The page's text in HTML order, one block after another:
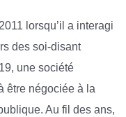
lorsqu’il a interagi
des soi-disant
une société
être négociée à la
Au fil des ans,